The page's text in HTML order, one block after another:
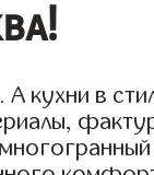
кухни в